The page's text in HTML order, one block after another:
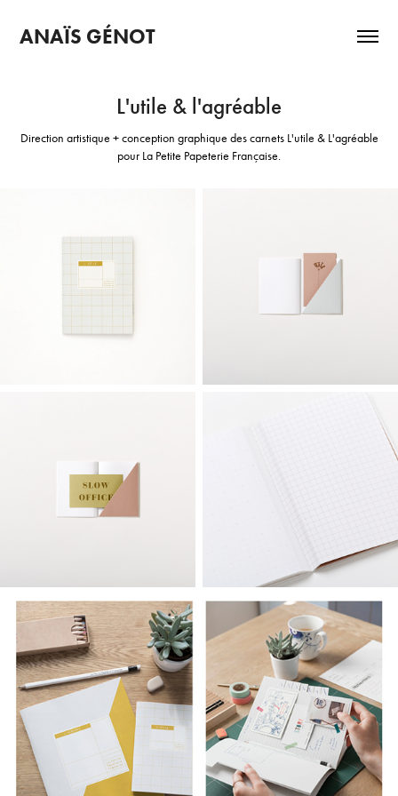
ANAÏS GÉNOT
L'utile & l'agréable
Direction artistique + conception graphique des carnets L'utile & L'agréable
pour La Petite Papeterie Française.